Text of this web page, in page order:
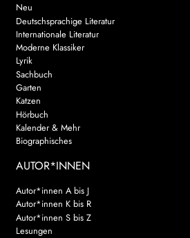
Neu
Deutschsprachige Literatur
Internationale Literatur
Moderne Klassiker
Lyrik
Sachbuch
Garten
Katzen
Hörbuch
Kalender & Mehr
Biographisches
AUTOR*INNEN
Autor*innen A bis J
Autor*innen K bis R
Autor*innen S bis Z
Lesungen